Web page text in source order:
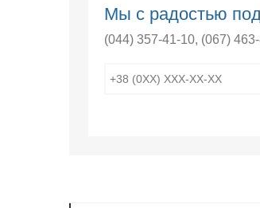
Мы с радостью
(044) 357-41-10, (067)